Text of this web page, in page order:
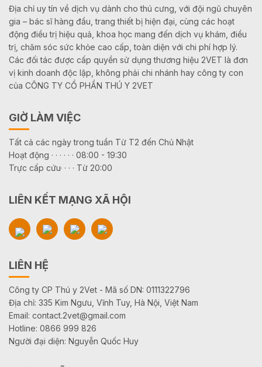
Địa chỉ uy tín về dịch vụ dành cho thú cưng, với đội ngũ chuyên
gia – bác sĩ hàng đầu, trang thiết bị hiện đại, cùng các hoạt
động điều trị hiệu quả, khoa học mang đến dịch vụ khám, điều
trị, chăm sóc sức khỏe cao cấp, toàn diện với chi phí hợp lý.
Các đối tác được cấp quyền sử dụng thương hiệu 2VET là đơn
vị kinh doanh độc lập, không phải chi nhánh hay công ty con
của CÔNG TY CỔ PHẦN THÚ Y 2VET
GIỜ LÀM VIỆC
Tất cả các ngày trong tuần Từ T2 đến Chủ Nhật
Hoạt động · · · · · · 08:00 - 19:30
Trực cấp cứu· · · · Từ 20:00
LIÊN KẾT MẠNG XÃ HỘI
LIÊN HỆ
Công ty CP Thú y 2Vet - Mã số DN: 0111322796
Địa chỉ: 335 Kim Ngưu, Vĩnh Tuy, Hà Nội, Việt Nam
Email: contact.2vet@gmail.com
Hotline: 0866 999 826
Người đại diện: Nguyễn Quốc Huy